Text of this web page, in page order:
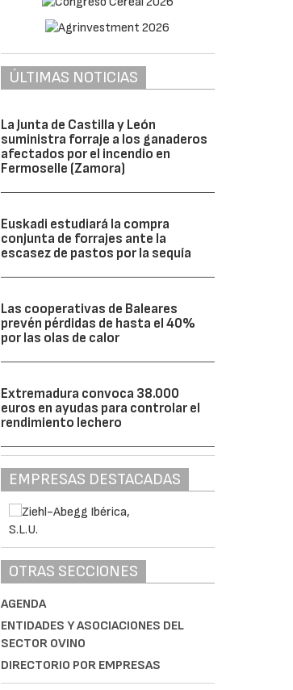
ÚLTIMAS NOTICIAS
La Junta de Castilla y León
suministra forraje a los ganaderos
afectados por el incendio en
Fermoselle (Zamora)
Euskadi estudiará la compra
conjunta de forrajes ante la
escasez de pastos por la sequía
Las cooperativas de Baleares
prevén pérdidas de hasta el 40%
por las olas de calor
Extremadura convoca 38.000
euros en ayudas para controlar el
rendimiento lechero
EMPRESAS DESTACADAS
OTRAS SECCIONES
AGENDA
ENTIDADES Y ASOCIACIONES DEL
SECTOR OVINO
DIRECTORIO POR EMPRESAS